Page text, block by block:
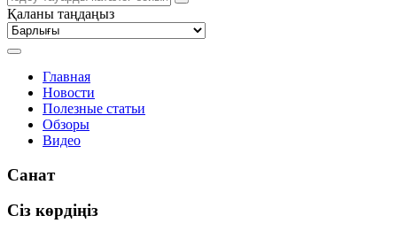
Қаланы таңдаңыз
Главная
Новости
Полезные статьи
Обзоры
Видео
Санат
Сіз көрдіңіз